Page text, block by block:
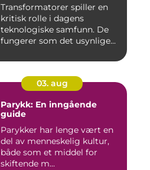
Transformatorer spiller en
kritisk rolle i dagens
teknologiske samfunn. De
fungerer som det usynlige...
03. aug
Parykk: En inngående
guide
Parykker har lenge vært en
del av menneskelig kultur,
både som et middel for
skiftende m...